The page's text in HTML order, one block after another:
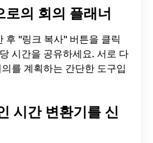
의 회의 플래너
후 "링크 복사" 버튼을 클릭
시간을 공유하세요. 서로 다
를 계획하는 간단한 도구입
시간 변환기를 신